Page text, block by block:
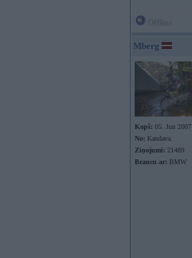
Mberg
Kopš: 05. Jun 2007
No: Kandava
Ziņojumi: 21489
Braucu ar: BMW